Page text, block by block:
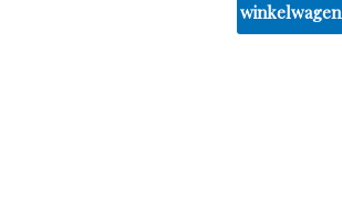
winkelwagen